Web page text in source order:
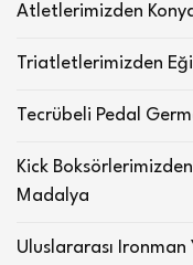
Atletlerimizden
Triatletlerimizden
Tecrübeli Pedal
Kick
Madalya
Uluslararası Ironman